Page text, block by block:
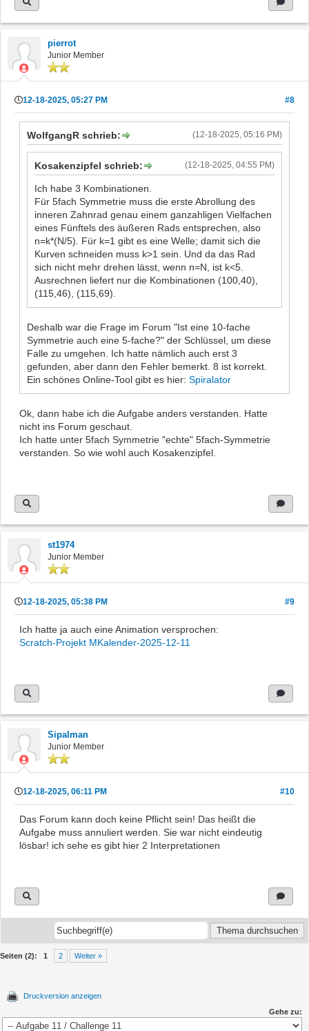
pierrot
Junior Member
12-18-2025, 05:27 PM #8
(12-18-2025, 05:16 PM)
WolfgangR schrieb:
(12-18-2025, 04:55 PM)
Kosakenzipfel schrieb:
Ich habe 3 Kombinationen.
Für 5fach Symmetrie muss die erste Abrollung des
inneren Zahnrad genau einem ganzahligen Vielfachen
eines Fünftels des äußeren Rads entsprechen, also
n=k*(N/5). Für k=1 gibt es eine Welle; damit sich die
Kurven schneiden muss k>1 sein. Und da das Rad
sich nicht mehr drehen lässt, wenn n=N, ist k<5.
Ausrechnen liefert nur die Kombinationen (100,40),
(115,46), (115,69).
Deshalb war die Frage im Forum "Ist eine 10-fache
Symmetrie auch eine 5-fache?" der Schlüssel, um diese
Falle zu umgehen. Ich hatte nämlich auch erst 3
gefunden, aber dann den Fehler bemerkt. 8 ist korrekt.
Ein schönes Online-Tool gibt es hier: Spiralator
Ok, dann habe ich die Aufgabe anders verstanden. Hatte
nicht ins Forum geschaut.
Ich hatte unter 5fach Symmetrie "echte" 5fach-Symmetrie
verstanden. So wie wohl auch Kosakenzipfel.
st1974
Junior Member
12-18-2025, 05:38 PM #9
Ich hatte ja auch eine Animation versprochen:
Scratch-Projekt MKalender-2025-12-11
Sipalman
Junior Member
12-18-2025, 06:11 PM #10
Das Forum kann doch keine Pflicht sein! Das heißt die
Aufgabe muss annuliert werden. Sie war nicht eindeutig
lösbar! ich sehe es gibt hier 2 Interpretationen
Seiten (2): 1 2 Weiter »
Druckversion anzeigen
Gehe zu: